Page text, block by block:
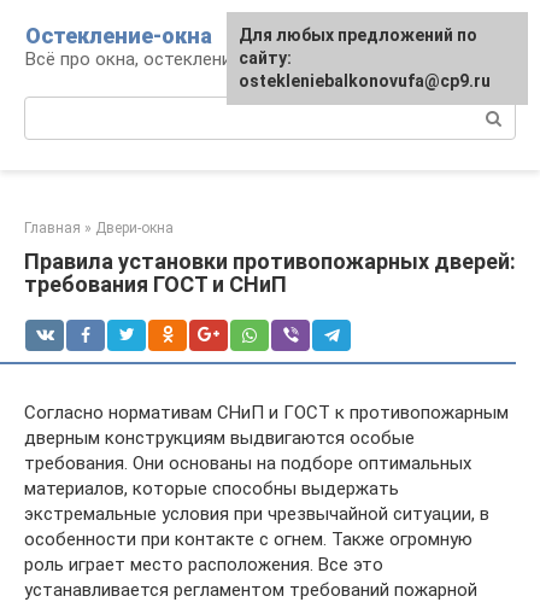
контенту
Остекление-окна
Всё про окна, остекление, балконы и двери
Главная » Двери-окна
Правила установки противопожарных дверей:
требования ГОСТ и СНиП
Согласно нормативам СНиП и ГОСТ к противопожарным
дверным конструкциям выдвигаются особые
требования. Они основаны на подборе оптимальных
материалов, которые способны выдержать
экстремальные условия при чрезвычайной ситуации, в
особенности при контакте с огнем. Также огромную
роль играет место расположения. Все это
устанавливается регламентом требований пожарной
Для любых предложений по
сайту:
ostekleniebalkonovufa@cp9.ru